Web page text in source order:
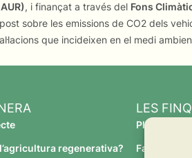
, i finançat a través del Fons
sobre les emissions de CO2 dels
que incideixen en el medi
regenerativa?
LES
Planeses
Família